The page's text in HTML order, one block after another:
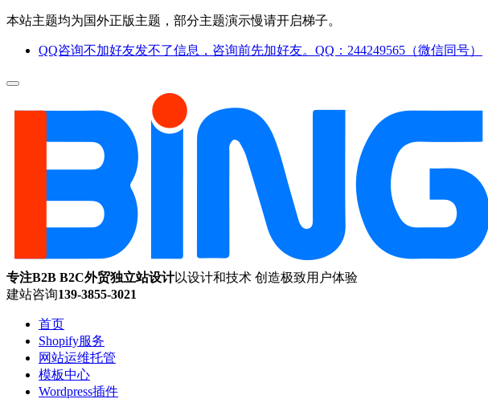
本站主题均为国外正版主题，部分主题演示慢请开启梯子。
QQ咨询不加好友发不了信息，咨询前先加好友。QQ：244249565（微信同号）
专注B2B B2C外贸独立站设计以设计和技术 创造极致用户体验
建站咨询139-3855-3021
首页
Shopify服务
网站运维托管
模板中心
Wordpress插件